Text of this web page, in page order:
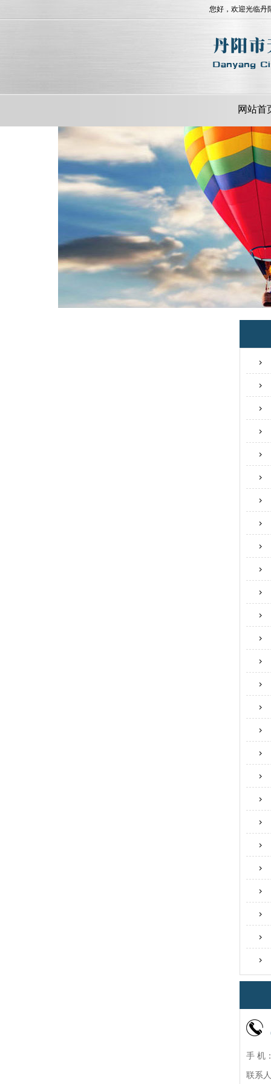
您好，欢迎光临
网站首
手 机
联系